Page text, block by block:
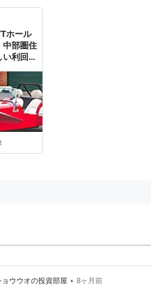
ホール
中部圏住
い利回
投資+節
ウウオの投資部屋 • 8ヶ月前